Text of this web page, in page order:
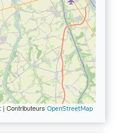
| Contributeurs OpenStreetMap